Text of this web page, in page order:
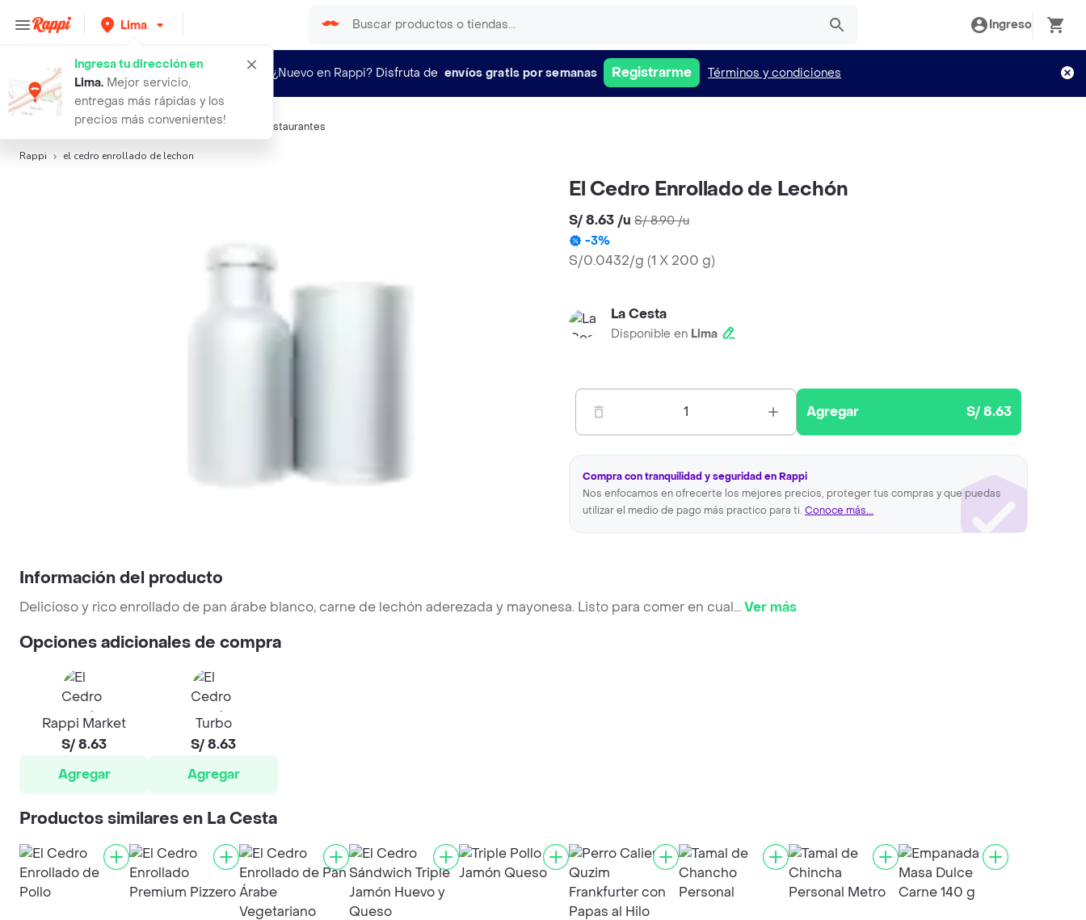
Lima
Ingresa tu dirección en
Lima. Mejor servicio,
entregas más rápidas y los
precios más convenientes!
Ingreso
¿Nuevo en Rappi? Disfruta de envíos gratis por semanas Registrarme Términos y condiciones
Búsquedas relacionadas: Wraps,El Cedro, Restaurantes
Rappi el cedro enrollado de lechon
El Cedro Enrollado de Lechón
S/ 8.63 /u S/ 8.90/u
-3%
S/0.0432/g (1 X 200 g)
La Cesta
Disponible en Lima
1 Agregar S/ 8.63
Compra con tranquilidad y seguridad en Rappi
Nos enfocamos en ofrecerte los mejores precios, proteger tus compras y que puedas
utilizar el medio de pago más practico para ti. Conoce más...
Información del producto
Delicioso y rico enrollado de pan árabe blanco, carne de lechón aderezada y mayonesa. Listo para comer en cual...Ver más
Opciones adicionales de compra
Rappi Market
S/ 8.63
Agregar
Turbo
S/ 8.63
Agregar
Productos similares en La Cesta